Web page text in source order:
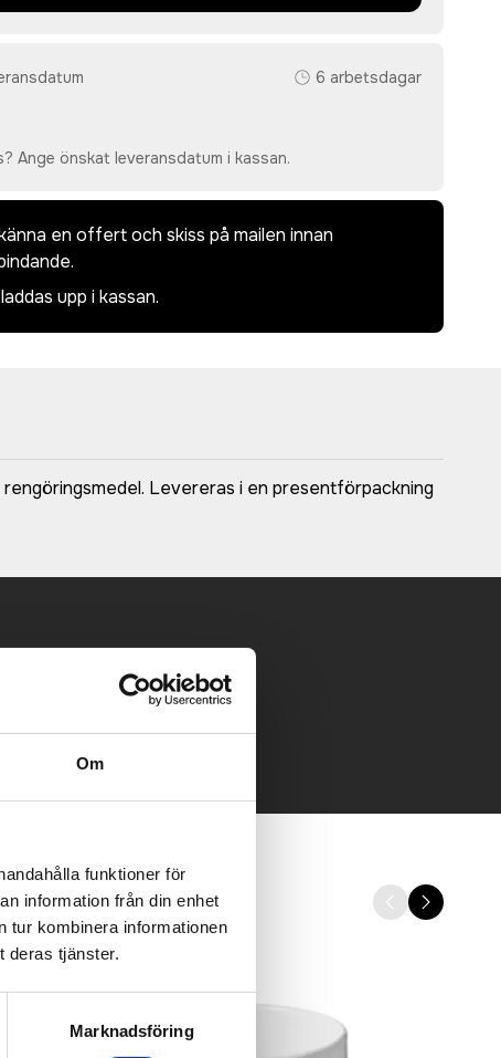
Om
funktioner för
information från din enhet
tur kombinera informationen
deras tjänster.
Marknadsföring
6 arbetsdagar
Ange önskat leveransdatum i kassan.
en offert och skiss på mailen innan
upp i kassan.
Levereras i en presentförpackning